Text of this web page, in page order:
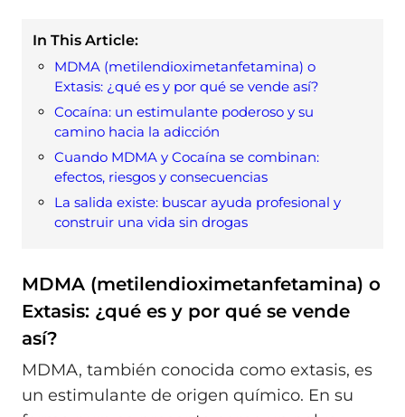
In This Article:
MDMA (metilendioximetanfetamina) o
Extasis: ¿qué es y por qué se vende así?
Cocaína: un estimulante poderoso y su
camino hacia la adicción
Cuando MDMA y Cocaína se combinan:
efectos, riesgos y consecuencias
La salida existe: buscar ayuda profesional y
construir una vida sin drogas
MDMA (metilendioximetanfetamina) o
Extasis: ¿qué es y por qué se vende
así?
MDMA, también conocida como extasis, es
un estimulante de origen químico. En su